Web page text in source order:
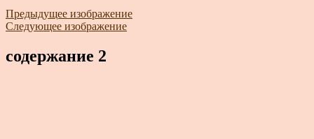
Предыдущее изображение
Следующее изображение
содержание 2